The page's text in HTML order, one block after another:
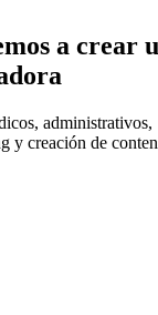
a crear
administrativos,
y creación de